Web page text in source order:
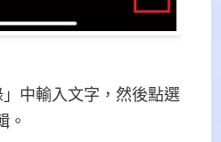
中輸入文字，然後點選
。